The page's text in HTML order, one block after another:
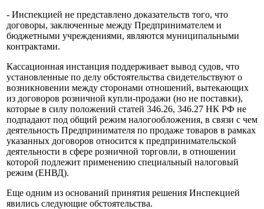
- Инспекцией не представлено доказательств того, что
договоры, заключенные между Предпринимателем и
бюджетными учреждениями, являются муниципальными
контрактами.
Кассационная инстанция поддерживает вывод судов, что
установленные по делу обстоятельства свидетельствуют о
возникновении между сторонами отношений, вытекающих
из договоров розничной купли-продажи (но не поставки),
которые в силу положений статей 346.26, 346.27 НК РФ не
подпадают под общий режим налогообложения, в связи с чем
деятельность Предпринимателя по продаже товаров в рамках
указанных договоров относится к предпринимательской
деятельности в сфере розничной торговли, в отношении
которой подлежит применению специальный налоговый
режим (ЕНВД).
Еще одним из оснований принятия решения Инспекцией
явились следующие обстоятельства.